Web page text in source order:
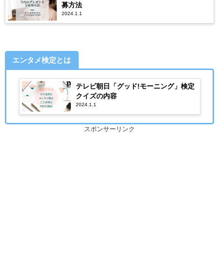
募方法
2024.1.1
エンタメ検定とは
テレビ朝日「グッド!モーニング」検定
クイズの内容
2024.1.1
スポンサーリンク